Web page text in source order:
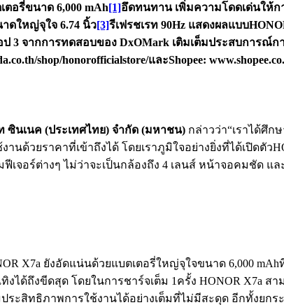
อรี่ขนาด 6,000 mAh[1]อึดทนทาน เพิ่มความโดดเด่นให้ก
ดใหญ่จุใจ 6.74 นิ้ว[3]รีเฟรชเรท 90Hz แสดงผลแบบ
จากการทดสอบของ DxOMark เติมเต็มประสบการณ์ก
shop/honorofficialstore/และShopee:
ซินเนค (ประเทศไทย) จำกัด (มหาชน) กล่าวว่า“เราได้ศึ
ด้วยราคาที่เข้าถึงได้ โดยเราภูมิใจอย่างยิ่งที่ได้เปิดตัว
จอร์ต่างๆ ไม่ว่าจะเป็นกล้องถึง 4 เลนส์ หน้าจอคมชัด
X7a ยังอัดแน่นด้วยแบตเตอรี่ใหญ่จุใจขนาด 6,000
ด้ถึงขีดสุด โดยในการชาร์จเต็ม 1ครั้ง HONOR X7a ส
ประสิทธิภาพการใช้งานได้อย่างเต็มที่ไม่มีสะดุด อีกทั้งยก